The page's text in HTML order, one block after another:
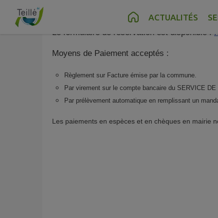
Contenu Recherche Pied de page
ACTUALITÉS
La commune loue des tables et bancs en bois.
Le formulaire de réservation est disponible :
Moyens de Paiement acceptés :
Règlement sur Facture émise par la commune.
Par virement sur le compte bancaire du SERVICE
Par prélèvement automatique en remplissant un
Les paiements en espèces et en chèques en mairie